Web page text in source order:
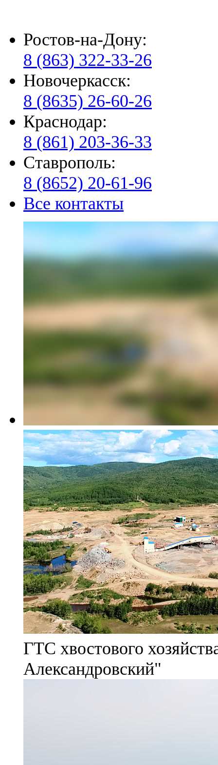
Ростов-на-Дону:
8 (863) 322-33-26
Новочеркасск:
8 (8635) 26-60-26
Краснодар:
8 (861) 203-36-33
Ставрополь:
8 (8652) 20-61-96
Все контакты
ГТС хвостового
Александровский"